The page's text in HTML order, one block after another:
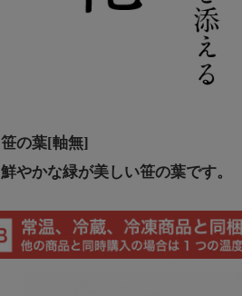
笹の葉[軸無]
鮮やかな緑が美しい笹の葉です。